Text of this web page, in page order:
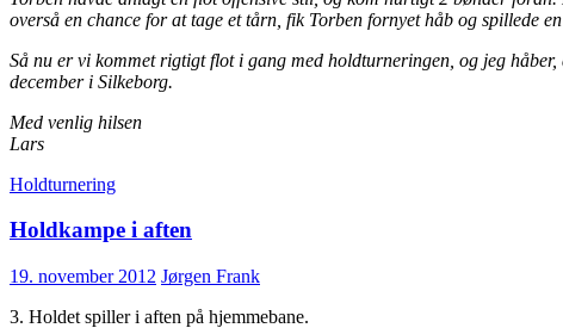
overså en chance for at tage et tårn, fik Torben fornyet håb og spillede
Så nu er vi kommet rigtigt flot i gang med holdturneringen, og jeg
december i Silkeborg.
Med venlig hilsen
Lars
Holdturnering
Holdkampe i aften
19. november 2012 Jørgen Frank
3. Holdet spiller i aften på hjemmebane.